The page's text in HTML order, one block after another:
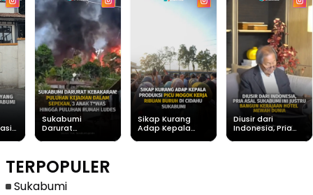
Sukabumi
Darurat
Kebakaran!
Anak Tewas
Hingga Puluhan
Rumah Ludes
Sikap Kurang
Adap Kepala
Diusir dari
Indonesia, Pria
TERPOPULER
Sukabumi